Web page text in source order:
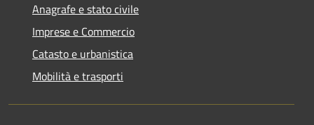
Anagrafe e stato civile
Imprese e Commercio
Catasto e urbanistica
Mobilità e trasporti